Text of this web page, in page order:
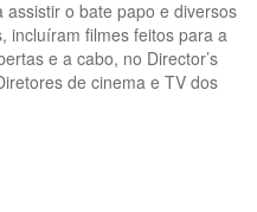
o bate papo e diversos
incluíram filmes feitos para a
e a cabo, no Director’s
de cinema e TV dos